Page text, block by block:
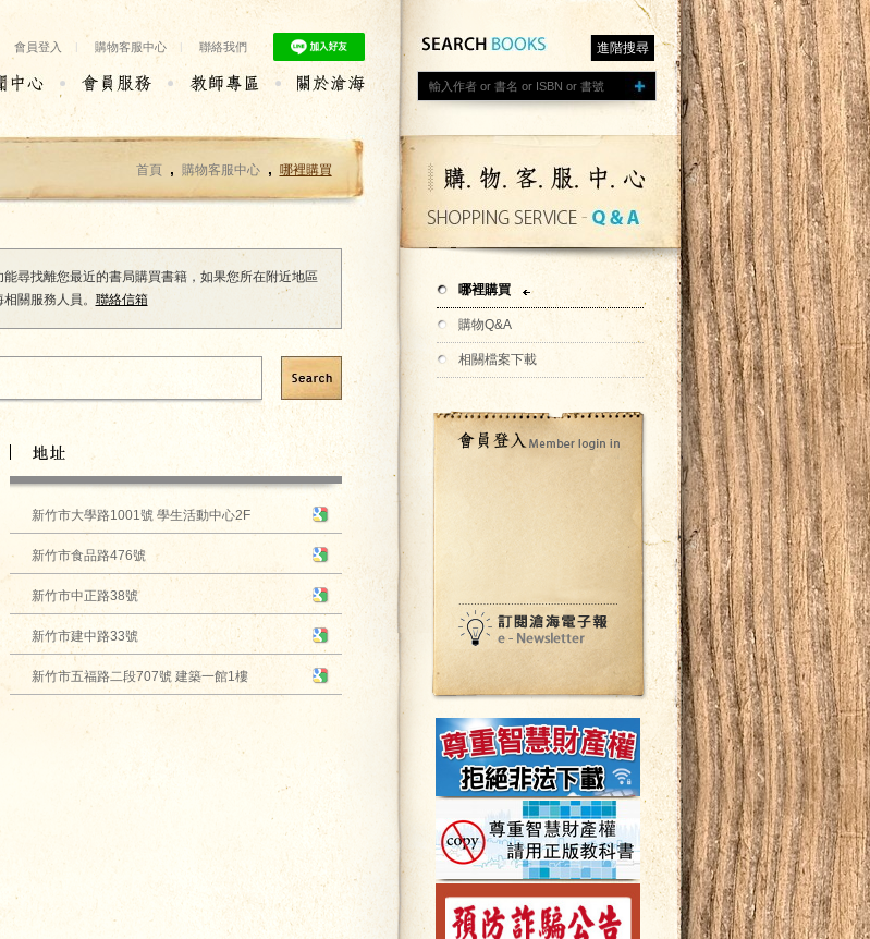
會員登入 | 購物客服中心 | 聯絡我們 進階搜尋
首頁 , 購物客服中心 , 哪裡購買
尋找離您最近的書局購買書籍，如果您所在附近地區
關服務人員。 聯絡信箱
新竹市大學路1001號 學生活動中心2F
新竹市食品路476號
新竹市中正路38號
新竹市建中路33號
新竹市五福路二段707號 建築一館1樓
哪裡購買
購物Q&A
相關檔案下載